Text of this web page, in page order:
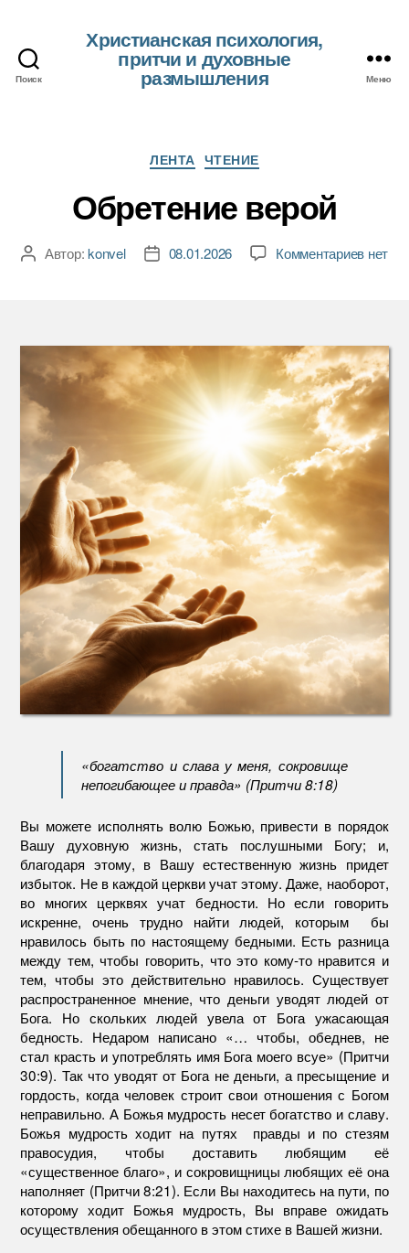
Поиск
Христианская психология,
притчи и духовные
размышления Меню
Рубрики
ЛЕНТА ЧТЕНИЕ
Обретение верой
АвторАвтор:konvel
Дата08.01.2026 Комментариевкнет
«богатство и слава у меня, сокровище
непогибающее и правда» (Притчи 8:18)
Вы можете исполнять волю Божью, привести в порядок
Вашу духовную жизнь, стать послушными Богу; и,
благодаря этому, в Вашу естественную жизнь придет
избыток. Не в каждой церкви учат этому. Даже, наоборот,
во многих церквях учат бедности. Но если говорить
искренне, очень трудно найти людей, которым бы
нравилось быть по настоящему бедными. Есть разница
между тем, чтобы говорить, что это кому-то нравится и
тем, чтобы это действительно нравилось. Существует
распространенное мнение, что деньги уводят людей от
Бога. Но скольких людей увела от Бога ужасающая
бедность. Недаром написано «… чтобы, обеднев, не
стал красть и употреблять имя Бога моего всуе» (Притчи
30:9). Так что уводят от Бога не деньги, а пресыщение и
гордость, когда человек строит свои отношения с Богом
неправильно. А Божья мудрость несет богатство и славу.
Божья мудрость ходит на путях правды и по стезям
правосудия, чтобы доставить любящим её
«существенное благо», и сокровищницы любящих её она
наполняет (Притчи 8:21). Если Вы находитесь на пути, по
которому ходит Божья мудрость, Вы вправе ожидать
осуществления обещанного в этом стихе в Вашей жизни.